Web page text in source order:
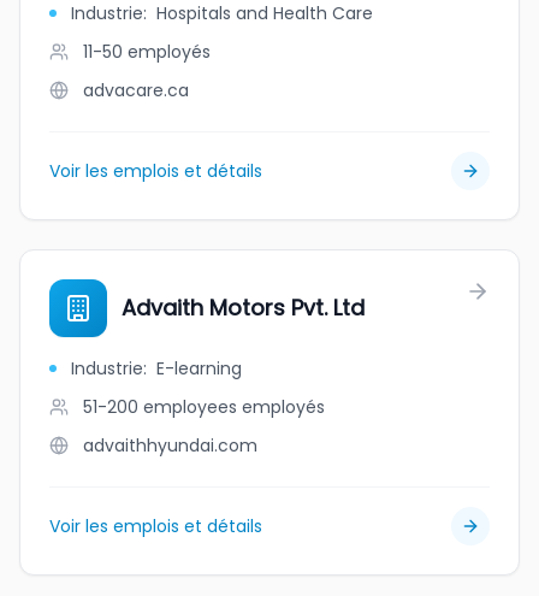
Industrie: Hospitals and Health Care
11-50 employés
advacare.ca
Voir les emplois et détails
Advaith Motors Pvt. Ltd
Industrie: E-learning
51-200 employees employés
advaithhyundai.com
Voir les emplois et détails